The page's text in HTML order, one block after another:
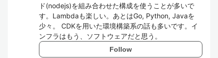
ド(nodejs)を組み合わせた構成を使うことが多いで
す。Lambdaも楽しい。あとはGo, Python, Javaを
少々。 CDKを用いた環境構築系の話も多いです。イ
ンフラはもう、ソフトウェアだと思う。
Follow